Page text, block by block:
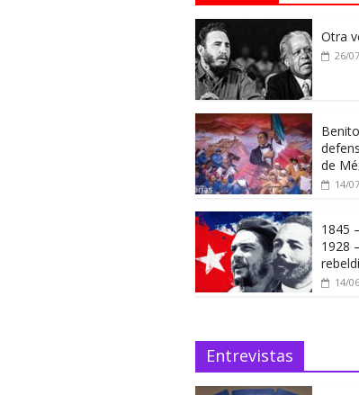
Otra
26/
de
14/
1845
1928
14/
Entrevistas